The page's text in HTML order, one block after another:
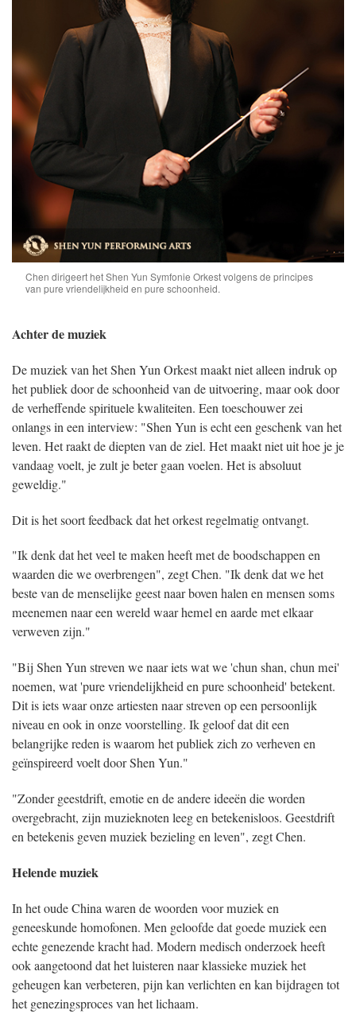
Chen dirigeert het Shen Yun Symfonie Orkest volgens de principes
van pure vriendelijkheid en pure schoonheid.
Achter de muziek
De muziek van het Shen Yun Orkest maakt niet alleen indruk op
het publiek door de schoonheid van de uitvoering, maar ook door
de verheffende spirituele kwaliteiten. Een toeschouwer zei
onlangs in een interview: "Shen Yun is echt een geschenk van het
leven. Het raakt de diepten van de ziel. Het maakt niet uit hoe je je
vandaag voelt, je zult je beter gaan voelen. Het is absoluut
geweldig."
Dit is het soort feedback dat het orkest regelmatig ontvangt.
"Ik denk dat het veel te maken heeft met de boodschappen en
waarden die we overbrengen", zegt Chen. "Ik denk dat we het
beste van de menselijke geest naar boven halen en mensen soms
meenemen naar een wereld waar hemel en aarde met elkaar
verweven zijn."
"Bij Shen Yun streven we naar iets wat we 'chun shan, chun mei'
noemen, wat 'pure vriendelijkheid en pure schoonheid' betekent.
Dit is iets waar onze artiesten naar streven op een persoonlijk
niveau en ook in onze voorstelling. Ik geloof dat dit een
belangrijke reden is waarom het publiek zich zo verheven en
geïnspireerd voelt door Shen Yun."
"Zonder geestdrift, emotie en de andere ideeën die worden
overgebracht, zijn muzieknoten leeg en betekenisloos. Geestdrift
en betekenis geven muziek bezieling en leven", zegt Chen.
Helende muziek
In het oude China waren de woorden voor muziek en
geneeskunde homofonen. Men geloofde dat goede muziek een
echte genezende kracht had. Modern medisch onderzoek heeft
ook aangetoond dat het luisteren naar klassieke muziek het
geheugen kan verbeteren, pijn kan verlichten en kan bijdragen tot
het genezingsproces van het lichaam.